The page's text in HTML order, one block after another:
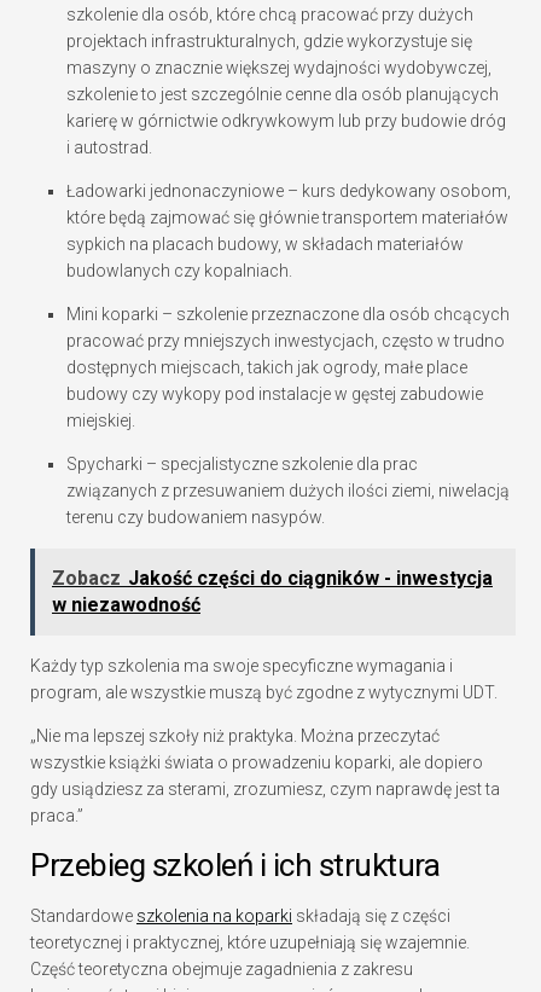
szkolenie dla osób, które chcą pracować przy dużych
projektach infrastrukturalnych, gdzie wykorzystuje się
maszyny o znacznie większej wydajności wydobywczej,
szkolenie to jest szczególnie cenne dla osób planujących
karierę w górnictwie odkrywkowym lub przy budowie dróg
i autostrad.
Ładowarki jednonaczyniowe – kurs dedykowany osobom,
które będą zajmować się głównie transportem materiałów
sypkich na placach budowy, w składach materiałów
budowlanych czy kopalniach.
Mini koparki – szkolenie przeznaczone dla osób chcących
pracować przy mniejszych inwestycjach, często w trudno
dostępnych miejscach, takich jak ogrody, małe place
budowy czy wykopy pod instalacje w gęstej zabudowie
miejskiej.
Spycharki – specjalistyczne szkolenie dla prac
związanych z przesuwaniem dużych ilości ziemi, niwelacją
terenu czy budowaniem nasypów.
Zobacz Jakość części do ciągników - inwestycja
w niezawodność
Każdy typ szkolenia ma swoje specyficzne wymagania i
program, ale wszystkie muszą być zgodne z wytycznymi UDT.
„Nie ma lepszej szkoły niż praktyka. Można przeczytać
wszystkie książki świata o prowadzeniu koparki, ale dopiero
gdy usiądziesz za sterami, zrozumiesz, czym naprawdę jest ta
praca.”
Przebieg szkoleń i ich struktura
Standardowe szkolenia na koparki składają się z części
teoretycznej i praktycznej, które uzupełniają się wzajemnie.
Część teoretyczna obejmuje zagadnienia z zakresu